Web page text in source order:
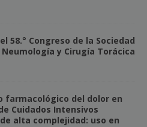
58.° Congreso de la Sociedad
Neumología y Cirugía Torácica
farmacológico del dolor en
Cuidados Intensivos
alta complejidad: uso en